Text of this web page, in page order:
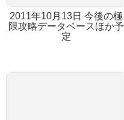
2011年10月13日 今後の極
限攻略データベースほか予
定